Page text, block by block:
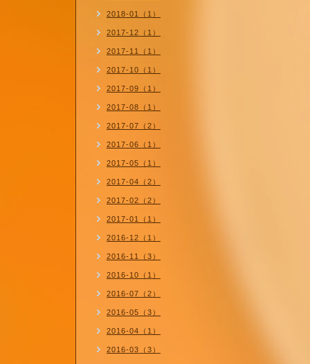
2018-01（1）
2017-12（1）
2017-11（1）
2017-10（1）
2017-09（1）
2017-08（1）
2017-07（2）
2017-06（1）
2017-05（1）
2017-04（2）
2017-02（2）
2017-01（1）
2016-12（1）
2016-11（3）
2016-10（1）
2016-07（2）
2016-05（3）
2016-04（1）
2016-03（3）